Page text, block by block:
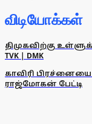
விடியோக்கள்
திமுகவிற்கு
TVK | DMK
காவிரி பிரச்னையை
ராஜ்மோகன் பேட்டி